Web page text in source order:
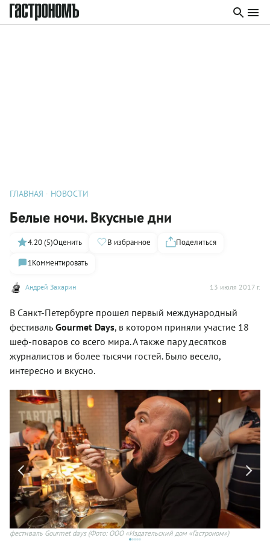
ГЛАВНАЯ НОВОСТИ
Белые ночи. Вкусные дни
Андрей Захарин 13 июля 2017 г.
4.20 (5)Оценить В избранное
Поделиться
1Комментировать
В Санкт-Петербурге прошел первый международный
фестиваль Gourmet Days, в котором приняли участие 18
шеф-поваров со всего мира. А также пару десятков
журналистов и более тысячи гостей. Было весело,
интересно и вкусно.
фестиваль Gourmet days(Фото: ООО «Издательский дом «Гастроном»)